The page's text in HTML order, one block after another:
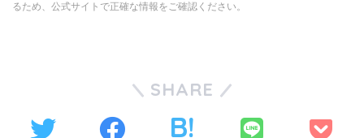
るため、公式サイトで正確な情報をご確認ください。
SHARE